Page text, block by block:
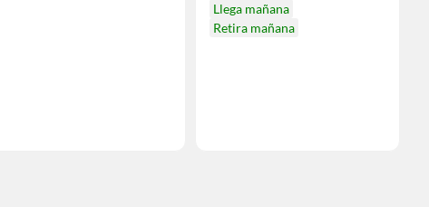
Llega mañana
Retira mañana